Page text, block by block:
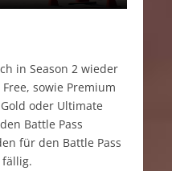
in Season 2 wieder
sowie Premium
oder Ultimate
Battle Pass
für den Battle Pass
fällig.